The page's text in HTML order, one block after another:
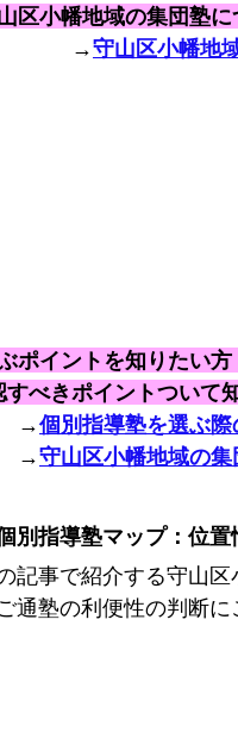
区小幡地域の集団塾に
→守山区小幡地
ポイントを知りたい
べきポイントついて
→個別指導塾を選ぶ
→守山区小幡地域の
別指導塾マップ：位
記事で紹介する守山
通塾の利便性の判断に